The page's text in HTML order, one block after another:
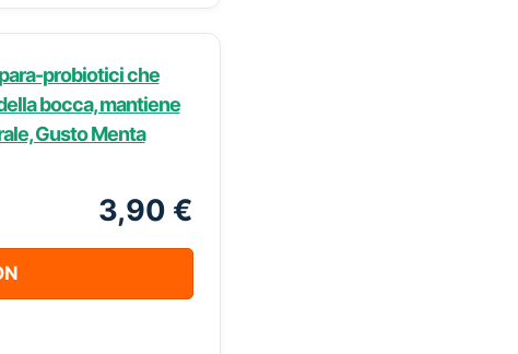
probiotici che
bocca, mantiene
Gusto Menta
3,90 €